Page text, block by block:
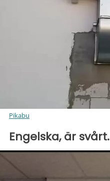
Pikabu
Engelska, är svårt.